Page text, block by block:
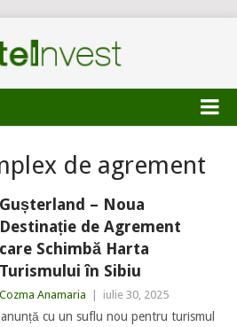
de agrement
Gușterland – Noua
Destinație de Agrement
care Schimbă Harta
Turismului în Sibiu
Cozma Anamaria iulie 30, 2025
cu un suflu nou pentru turismul